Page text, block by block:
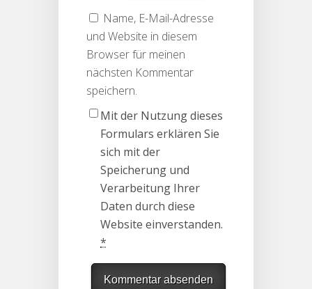
Name, E-Mail-Adresse
und Website in diesem
Browser für meinen
nächsten Kommentar
speichern.
Mit der Nutzung dieses
Formulars erklären Sie
sich mit der
Speicherung und
Verarbeitung Ihrer
Daten durch diese
Website einverstanden.
*